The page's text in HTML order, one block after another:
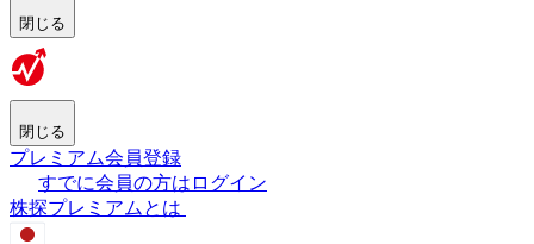
閉じる
閉じる
プレミアム会員登録
すでに会員の方はログイン
株探プレミアムとは